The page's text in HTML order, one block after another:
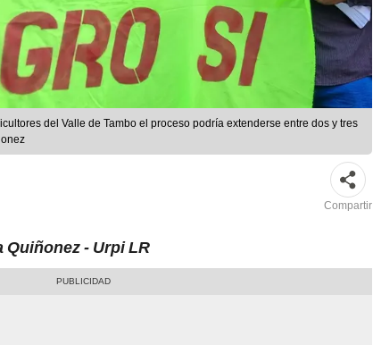
del Valle de Tambo el proceso podría extenderse entre dos y tres
Compartir
- Urpi LR